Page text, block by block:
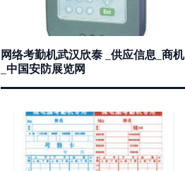
网络考勤机武汉欣泰 _供应信息_商机
_中国安防展览网